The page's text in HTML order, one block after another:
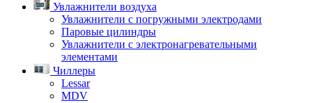
Увлажнители воздуха
Увлажнители с погружными электродами
Паровые цилиндры
Увлажнители с электронагревательными
элементами
Чиллеры
Lessar
MDV